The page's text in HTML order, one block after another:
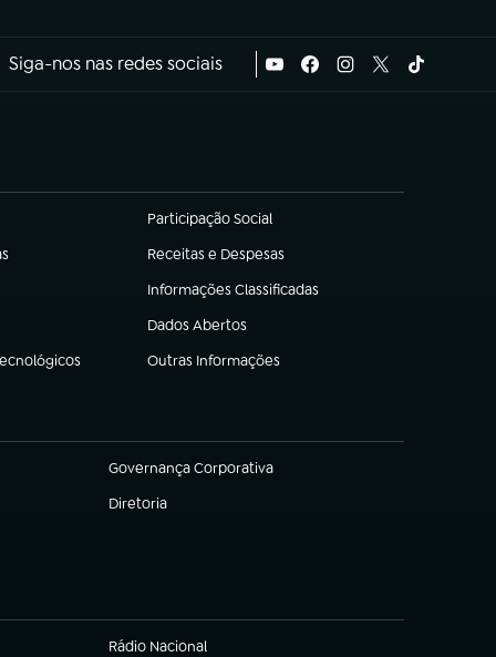
Siga-nos nas redes sociais
Participação Social
(abre em nova aba)
Receitas e Despesas
(abre em nova aba)
Informações Classificadas
(abre em nova aba)
Dados Abertos
(abre em nova aba)
Outras Informações
(abre em nova aba)
Governança Corporativa
(abre em nova aba)
Diretoria
(abre em nova aba)
Rádio Nacional